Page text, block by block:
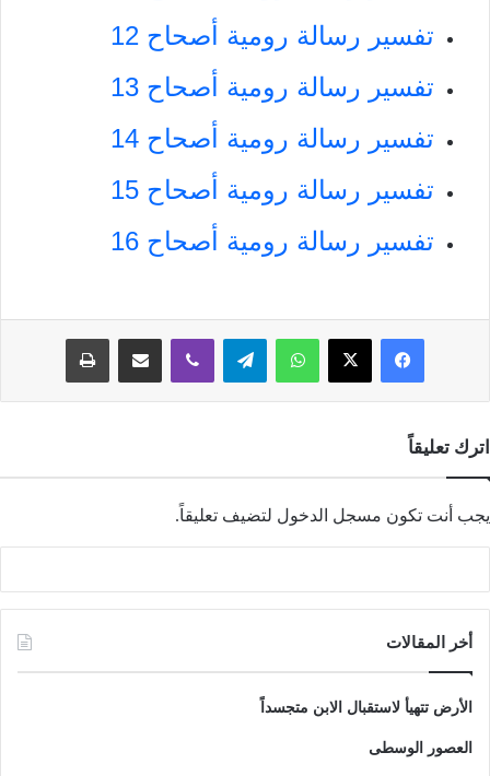
تفسير رسالة رومية أصحاح 12
تفسير رسالة رومية أصحاح 13
تفسير رسالة رومية أصحاح 14
تفسير رسالة رومية أصحاح 15
تفسير رسالة رومية أصحاح 16
فيسبوك‫X واتسابتيلقرامڤايبر مشاركة عبر البريد طباعة
اترك تعليقاً
يجب أنت تكون مسجل الدخول لتضيف تعليقاً.
أخر المقالات
الأرض تتهيأ لاستقبال الابن متجسداً
العصور الوسطى